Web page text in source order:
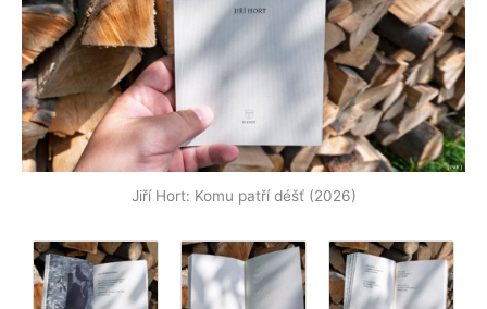
Jiří Hort: Komu patří déšť (2026)